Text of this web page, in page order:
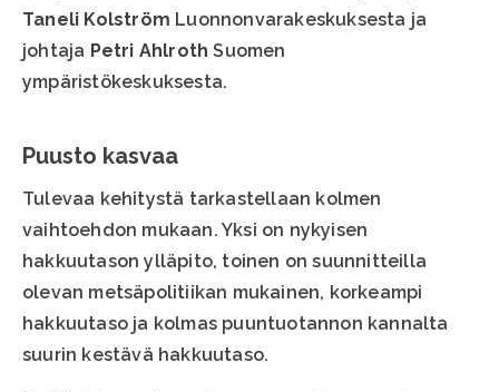
Taneli Kolström Luonnonvarakeskuksesta ja
johtaja Petri Ahlroth Suomen
ympäristökeskuksesta.
Puusto kasvaa
Tulevaa kehitystä tarkastellaan kolmen
vaihtoehdon mukaan. Yksi on nykyisen
hakkuutason ylläpito, toinen on suunnitteilla
olevan metsäpolitiikan mukainen, korkeampi
hakkuutaso ja kolmas puuntuotannon kannalta
suurin kestävä hakkuutaso.